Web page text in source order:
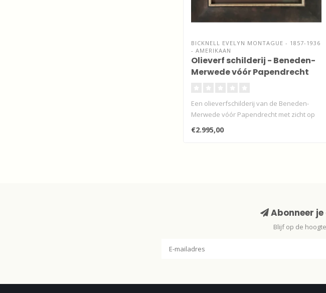
BICKNELL EVELYN MONTAGUE - 1857-1936
- AMERIKAAN
Olieverf schilderij - Beneden-
Merwede vóór Papendrecht
Een olieverfschilderij van de Beneden-
Merwede vóór Papendrecht met zicht op
Do..
€2.995,00
Abonneer je
Blijf op de